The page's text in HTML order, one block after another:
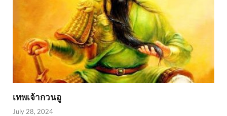
เทพเจ้ากวนอู
July 28, 2024